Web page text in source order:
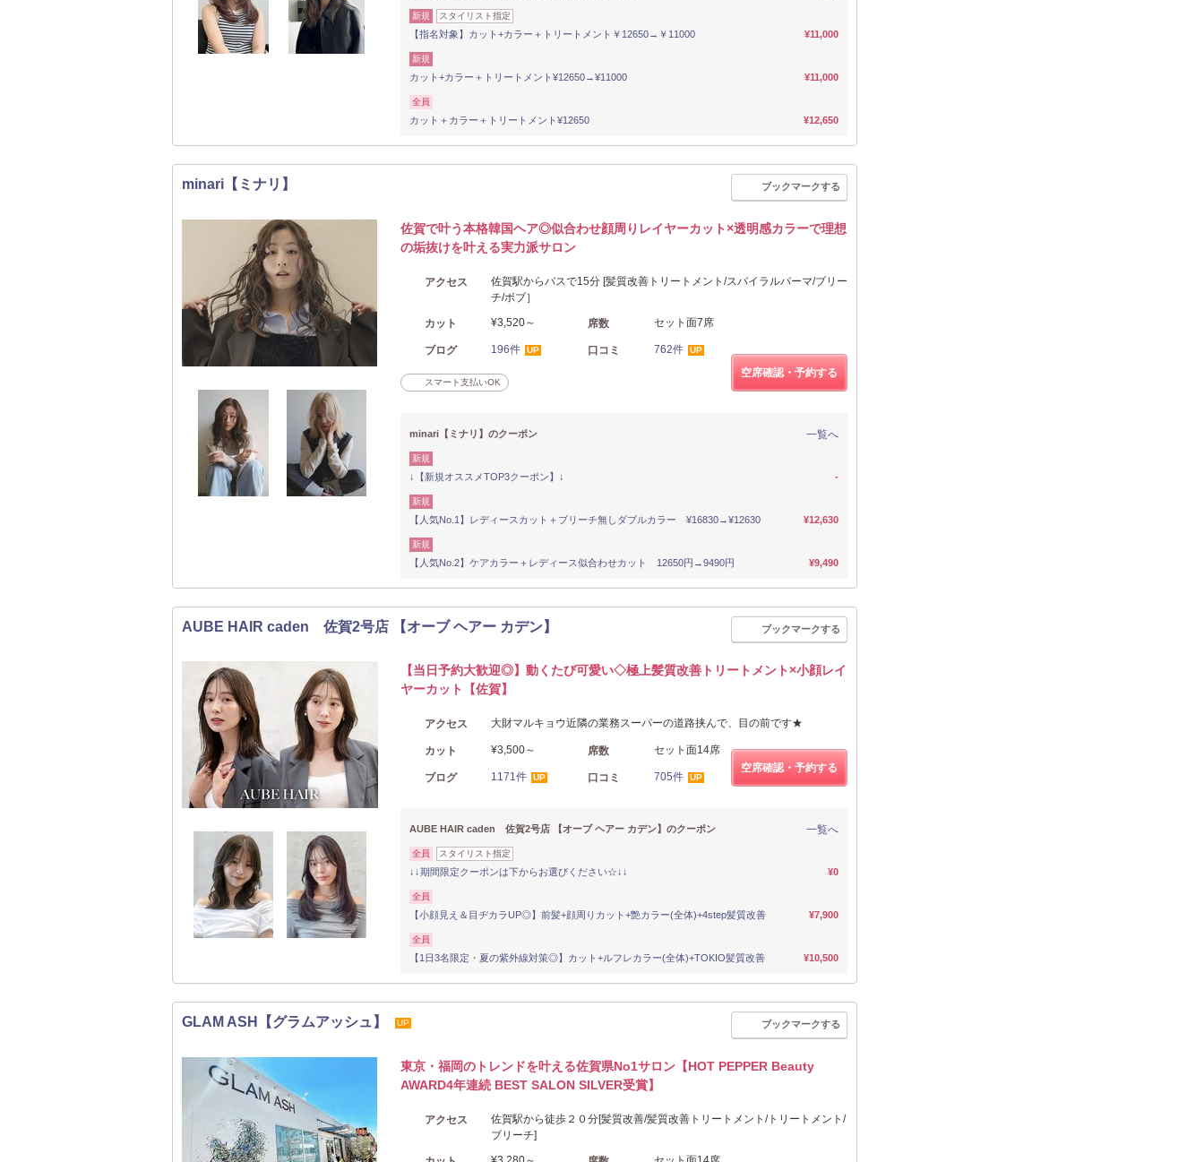
新規 スタイリスト指定
【指名対象】カット+カラー＋トリートメント￥12650→￥11000 ¥11,000
新規
カット+カラー＋トリートメント¥12650→¥11000 ¥11,000
全員
カット＋カラー＋トリートメント¥12650 ¥12,650
minari【ミナリ】 ブックマークする
佐賀で叶う本格韓国ヘア◎似合わせ顔周りレイヤーカット×透明感カラーで理想
の垢抜けを叶える実力派サロン
アクセス
佐賀駅からバスで15分 [髪質改善トリートメント/スパイラルパーマ/ブリー
チ/ボブ］
カット ¥3,520～ 席数 セット面7席
ブログ 196件 UP 口コミ 762件 UP
スマート支払いOK
空席確認・予約する
minari【ミナリ】のクーポン 一覧へ
新規
↓【新規オススメTOP3クーポン】↓ -
新規
【人気No.1】レディースカット＋ブリーチ無しダブルカラー ¥16830→¥12630 ¥12,630
新規
【人気No.2】ケアカラー＋レディース似合わせカット 12650円→9490円 ¥9,490
AUBE HAIR caden 佐賀2号店 【オーブ ヘアー カデン】 ブックマークする
【当日予約大歓迎◎】動くたび可愛い◇極上髪質改善トリートメント×小顔レイ
ヤーカット【佐賀】
アクセス 大財マルキョウ近隣の業務スーパーの道路挟んで、目の前です★
カット ¥3,500～ 席数 セット面14席
ブログ 1171件 UP 口コミ 705件 UP
空席確認・予約する
AUBE HAIR caden 佐賀2号店 【オーブ ヘアー カデン】のクーポン 一覧へ
全員 スタイリスト指定
↓↓期間限定クーポンは下からお選びください☆↓↓ ¥0
全員
【小顔見え＆目ヂカラUP◎】前髪+顔周りカット+艶カラー(全体)+4step髪質改善 ¥7,900
全員
【1日3名限定・夏の紫外線対策◎】カット+ルフレカラー(全体)+TOKIO髪質改善 ¥10,500
GLAM ASH【グラムアッシュ】 UP ブックマークする
東京・福岡のトレンドを叶える佐賀県No1サロン【HOT PEPPER Beauty
AWARD4年連続 BEST SALON SILVER受賞】
アクセス
佐賀駅から徒歩２０分[髪質改善/髪質改善トリートメント/トリートメント/
ブリーチ]